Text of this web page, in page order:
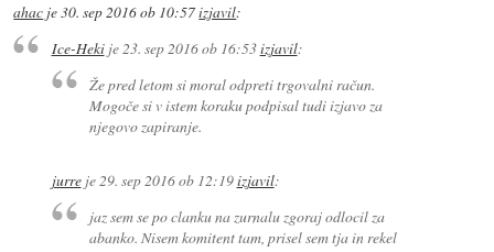
ahac je30. sep 2016 ob 10:57izjavil:
Ice-Hekije23. sep 2016 ob 16:53izjavil:
Že pred letom si moral odpreti trgovalni račun.
Mogoče si v istem koraku podpisal tudi izjavo za
njegovo zapiranje.
jurreje29. sep 2016 ob 12:19izjavil:
jaz sem se po clanku na zurnalu zgoraj odlocil za
abanko. Nisem komitent tam, prisel sem tja in rekel